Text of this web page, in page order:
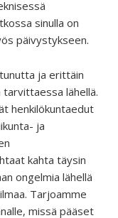
sinulla on
päivystykseen.
ja erittäin
lähellä.
henkilökuntaedut
ja
kahta täysin
ongelmia lähellä
Tarjoamme
missä pääset